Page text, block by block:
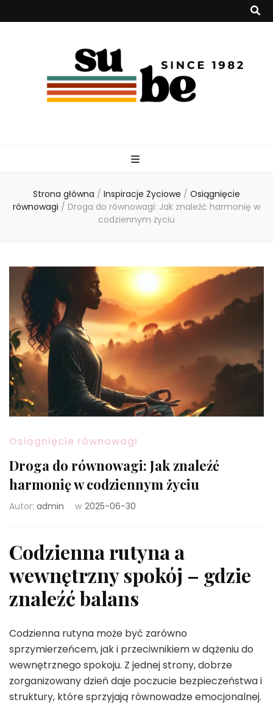
Strona główna / Inspiracje Życiowe / Osiągnięcie
równowagi / Droga do równowagi: Jak znaleźć harmonię w
codziennym życiu
Osiągnięcie równowagi
Droga do równowagi: Jak znaleźć
harmonię w codziennym życiu
Autor: admin w 2025-06-30
Codzienna rutyna a
wewnętrzny spokój – gdzie
znaleźć balans
Codzienna rutyna może być zarówno
sprzymierzeńcem, jak i przeciwnikiem w dążeniu do
wewnętrznego spokoju. Z jednej strony, dobrze
zorganizowany dzień daje poczucie bezpieczeństwa i
struktury, które sprzyjają równowadze emocjonalnej.